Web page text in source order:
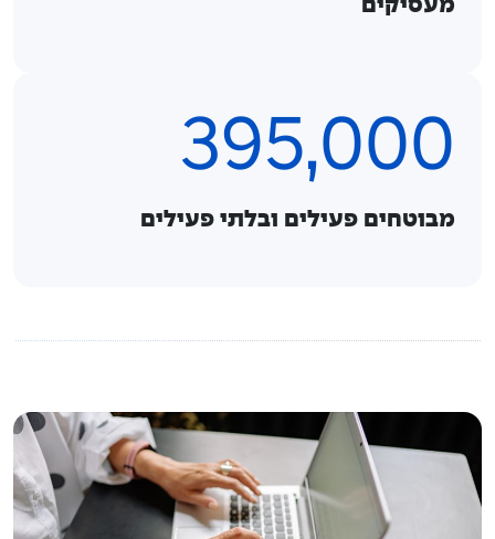
מעסיקים
395,000
מבוטחים פעילים ובלתי פעילים